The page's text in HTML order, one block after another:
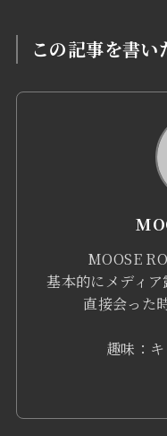
この記事を書い
MOOSE
基本的にメディア
直接会った
趣味：